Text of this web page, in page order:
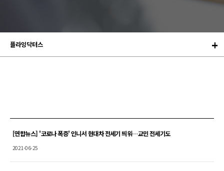
플라잉닥터스
[연합뉴스] '코로나 폭증' 인니서 현대차 전세기 띄워…교민 전세기도
2021-06-25